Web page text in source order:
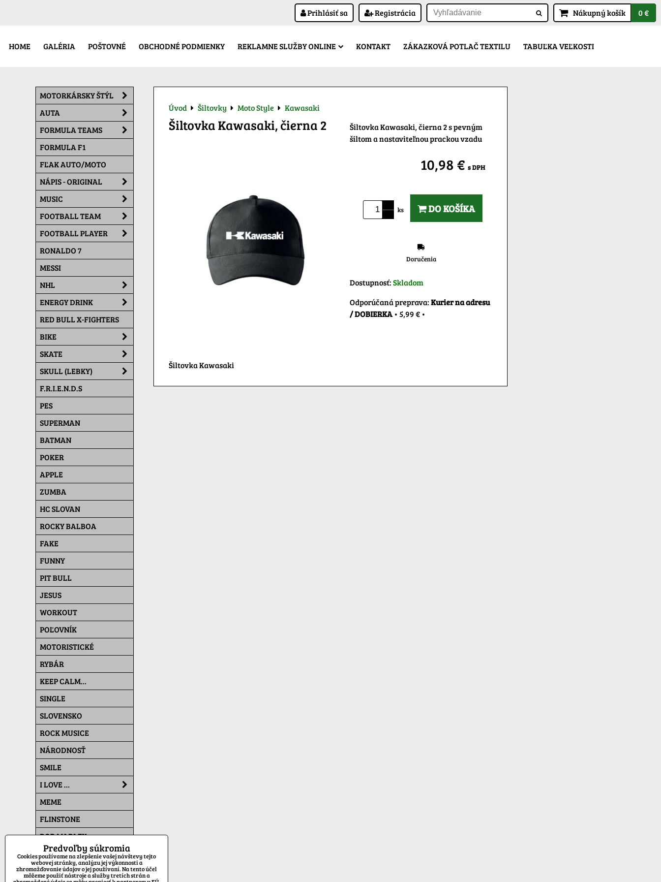
Prihlásiť sa Registrácia Nákupný košík 0 €
HOME GALÉRIA POŠTOVNÉ OBCHODNÉ PODMIENKY REKLAMNE SLUŽBY ONLINE KONTAKT ZÁKAZKOVÁ POTLAČ TEXTILU TABUĽKA VEĽKOSTI
Úvod Šiltovky Moto Style Kawasaki
Šiltovka Kawasaki, čierna 2
Šiltovka Kawasaki, čierna 2 s pevným
šiltom a nastaviteľnou prackou vzadu
10,98 € s DPH
ks DO KOŠÍKA
Doručenia
Dostupnosť:Skladom
Kurier na adresu
/ DOBIERKA• 5,99 € •
Šiltovka Kawasaki
MOTORKÁRSKY ŠTÝL
AUTA
FORMULA TEAMS
FORMULA F1
FĽAK AUTO/MOTO
NÁPIS - ORIGINAL
MUSIC
FOOTBALL TEAM
FOOTBALL PLAYER
RONALDO 7
MESSI
NHL
ENERGY DRINK
RED BULL X-FIGHTERS
BIKE
SKATE
SKULL (LEBKY)
F.R.I.E.N.D.S
PES
SUPERMAN
BATMAN
POKER
APPLE
ZUMBA
HC SLOVAN
ROCKY BALBOA
FAKE
FUNNY
PIT BULL
JESUS
WORKOUT
POĽOVNÍK
MOTORISTICKÉ
RYBÁR
KEEP CALM...
SINGLE
SLOVENSKO
ROCK MUSICE
NÁRODNOSŤ
SMILE
I LOVE ...
MEME
FLINSTONE
BOB MARLEY
THE SIMPSONS
PAT A MAT
Predvoľby súkromia
Cookies používame na zlepšenie vašej návštevy tejto
webovej stránky, analýzu jej výkonnosti a
zhromažďovanie údajov o jej používaní. Na tento účel
môžeme použiť nástroje a služby tretích strán a